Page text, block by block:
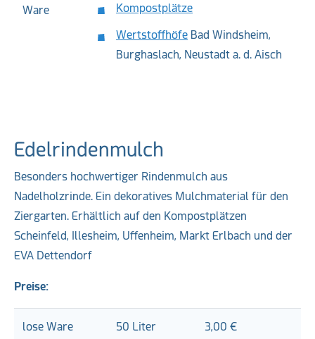
Ware
Kompostplätze
Wertstoffhöfe Bad Windsheim,
Burghaslach, Neustadt a. d. Aisch
Edelrindenmulch
Besonders hochwertiger Rindenmulch aus
Nadelholzrinde. Ein dekoratives Mulchmaterial für den
Ziergarten. Erhältlich auf den Kompostplätzen
Scheinfeld, Illesheim, Uffenheim, Markt Erlbach und der
EVA Dettendorf
Preise:
lose Ware 50 Liter 3,00 €